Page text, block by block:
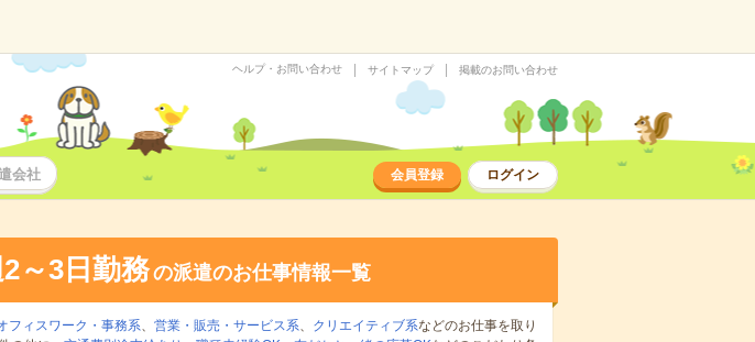
ヘルプ・お問い合わせ サイトマップ 掲載のお問い合わせ
会社 会員登録 ログイン
～3日勤務の派遣のお仕事情報一覧
フィスワーク・事務系、 営業・販売・サービス系、 クリエイティブ系などのお仕事を取り